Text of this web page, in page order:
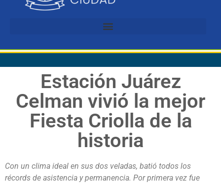
Estación Juárez
Celman vivió la mejor
Fiesta Criolla de la
historia
Con un clima ideal en sus dos veladas, batió todos los
récords de asistencia y permanencia. Por primera vez fue